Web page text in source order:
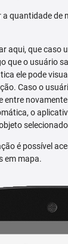
a quantidade de
aqui, que caso
que o usuário
ele pode
Caso o
entre
o
é possível
em mapa.